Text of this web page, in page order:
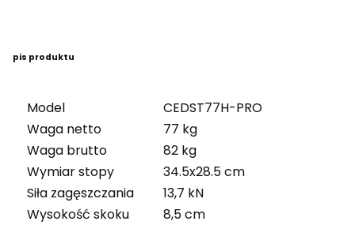
pis produktu
Model
CEDST77H-PRO
Waga netto
77 kg
Waga brutto
82 kg
Wymiar stopy
34.5x28.5 cm
Siła zagęszczania
13,7 kN
Wysokość skoku
8,5 cm